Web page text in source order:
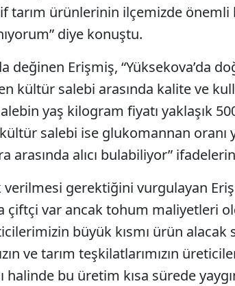
tarım ürünlerinin ilçemizde önemli
diye konuştu.
değinen Erişmiş, “Yüksekova’da
kültür salebi arasında kalite ve
yaş kilogram fiyatı yaklaşık
kültür salebi ise glukomannan
arasında alıcı bulabiliyor”
gerektiğini vurgulayan
çiftçi var ancak tohum maliyetleri
büyük kısmı ürün alacak
ve tarım teşkilatlarımızın
halinde bu üretim kısa sürede